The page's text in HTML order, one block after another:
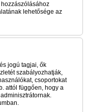
lehetősége az
jogú tagjai, ők
szabályozhatják,
csoportokat
attól függően, hogy a